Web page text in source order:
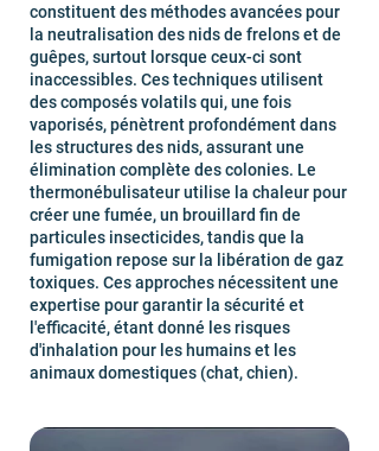
constituent des méthodes avancées pour
la neutralisation des nids de frelons et de
guêpes, surtout lorsque ceux-ci sont
inaccessibles. Ces techniques utilisent
des composés volatils qui, une fois
vaporisés, pénètrent profondément dans
les structures des nids, assurant une
élimination complète des colonies. Le
thermonébulisateur utilise la chaleur pour
créer une fumée, un brouillard fin de
particules insecticides, tandis que la
fumigation repose sur la libération de gaz
toxiques. Ces approches nécessitent une
expertise pour garantir la sécurité et
l'efficacité, étant donné les risques
d'inhalation pour les humains et les
animaux domestiques (chat, chien).